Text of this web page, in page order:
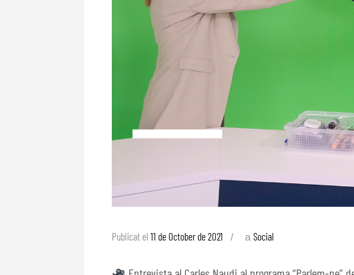
Publicat el 11 de October de 2021 a Social